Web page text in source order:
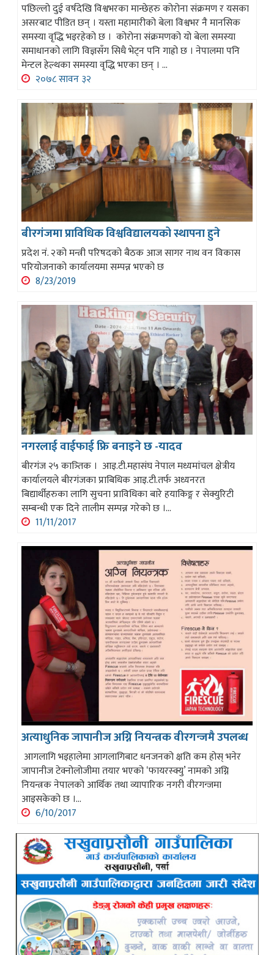
पछिल्लो दुई वर्षदेखि विश्वभरका मान्छेहरु कोरोना संक्रमण र यसका
असरबाट पीडित छन् । यस्ता महामारीको बेला विश्वभर नै मानसिक
समस्या वृद्धि भइरहेको छ । कोरोना संक्रमणको यो बेला समस्या
समाधानको लागि विज्ञसँग सिधै भेट्न पनि गाह्रो छ । नेपालमा पनि
मेन्टल हेल्थका समस्या वृद्धि भएका छन् । ...
२०७८ सावन ३२
बीरगंजमा प्राविधिक विश्वविद्यालयको स्थापना हुने
प्रदेश नं. २को मन्त्री परिषदको बैठक आज सागर नाथ वन विकास
परियोजनाको कार्यालयमा सम्पन्न भएको छ
8/23/2019
नगरलाई वाईफाई फ्रि बनाइने छ -यादव
बीरगंज २५ कात्र्तिक । आइ.टी.महासंघ नेपाल मध्यमांचल क्षेत्रीय
कार्यालयले बीरगंजका प्राबिधिक आइ.टी.तर्फ अध्यनरत
बिद्यार्थीहरुका लागि सुचना प्राविधिका बारे हयाकिङ्ग र सेक्युरिटी
सम्बन्धी एक दिने तालीम सम्पन्न गरेको छ ।...
11/11/2017
अत्याधुनिक जापानीज अग्नि नियन्त्रक वीरगन्जमै उपलब्ध
आगलागि भइहालेमा आगलागिबाट धनजनको क्षति कम होस् भनेर
जापानीज टेक्नोलोजीमा तयार भएको ‛फायरस्क्यु’ नामको अग्नि
नियन्त्रक नेपालको आर्थिक तथा व्यापारिक नगरी वीरगन्जमा
आइसकेको छ ।...
6/10/2017